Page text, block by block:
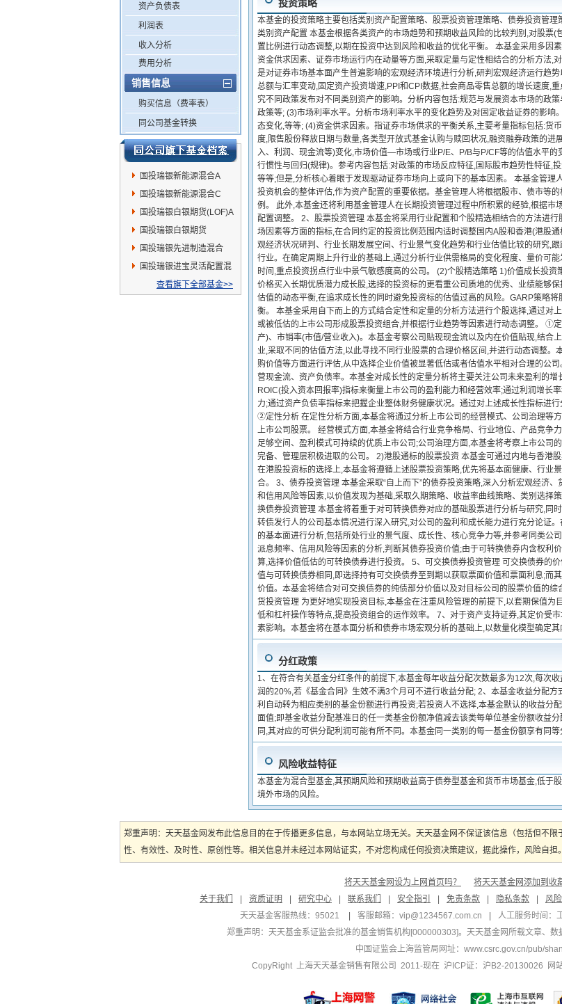
资产负债表
利润表
收入分析
费用分析
销售信息
购买信息（费率表）
同公司基金转换
国投瑞银新能源混合A
国投瑞银新能源混合C
国投瑞银白银期货(LOF)A
国投瑞银白银期货
(LOF)C
国投瑞银先进制造混合
国投瑞银进宝灵活配置混
查看旗下全部基金>>
投资策略
本基金的投资策略主要包括类别资产配置策略、股票投资管理策略、债券投资管
类别资产配置 本基金根据各类资产的市场趋势和预期收益风险的比较判别,对股票
置比例进行动态调整,以期在投资中达到风险和收益的优化平衡。 本基金采用多因
资金供求因素、证券市场运行内在动量等方面,采取定量与定性相结合的分析方法,
是对证券市场基本面产生普遍影响的宏观经济环境进行分析,研判宏观经济运行趋
总额与汇率变动,固定资产投资增速,PPI和CPI数据,社会商品零售总额的增长速度,
究不同政策发布对不同类别资产的影响。分析内容包括:规范与发展资本市场的政
政策等; (3)市场利率水平。分析市场利率水平的变化趋势及对固定收益证券的影
态变化,等等; (4)资金供求因素。指证券市场供求的平衡关系,主要考量指标包括:货
度,限售股份释放日期与数量,各类型开放式基金认购与赎回状况,融资融券政策的
入、利润、现金流等)变化,市场价值—市场或行业P/E、P/B与P/CF等的估值水平
行惯性与回归(规律)。参考内容包括:对政策的市场反应特征,国际股市趋势性特征,
等等;但是,分析核心着眼于发现驱动证券市场向上或向下的基本因素。 本基金管
投资机会的整体评估,作为资产配置的重要依据。基金管理人将根据股市、债市等
例。 此外,本基金还将利用基金管理人在长期投资管理过程中所积累的经验,根据
配置调整。 2、股票投资管理 本基金将采用行业配置和个股精选相结合的方法进
场因素等方面的指标,在合同约定的投资比例范围内适时调整国内A股和香港(港股
观经济状况研判、行业长期发展空间、行业景气变化趋势和行业估值比较的研究,
行业。在确定周期上升行业的基础上,通过分析行业供需格局的变化程度、量价可
时间,重点投资拐点行业中景气敏感度高的公司。 (2)个股精选策略 1)价值成长投
价格买入长期优质潜力成长股,选择的投资标的更看重公司质地的优秀、业绩能够
估值的动态平衡,在追求成长性的同时避免投资标的估值过高的风险。GARP策略
衡。 本基金采用自下而上的方式结合定性和定量的分析方法进行个股选择,通过对
或被低估的上市公司形成股票投资组合,并根据行业趋势等因素进行动态调整。 ①
产)、市销率(市值/营业收入)。本基金考察公司贴现现金流以及内在价值贴现,结合
业,采取不同的估值方法,以此寻找不同行业股票的合理价格区间,并进行动态调整
购价值等方面进行评估,从中选择企业价值被显著低估或者估值水平相对合理的公
营现金流、资产负债率。本基金对成长性的定量分析将主要关注公司未来盈利的
ROIC(投入资本回报率)指标来衡量上市公司的盈利能力和经营效率;通过利润增长
力;通过资产负债率指标来把握企业整体财务健康状况。通过对上述成长性指标进
②定性分析 在定性分析方面,本基金将通过分析上市公司的经营模式、公司治理等
上市公司股票。 经营模式方面,本基金将结合行业竞争格局、行业地位、产品竞争
足够空间、盈利模式可持续的优质上市公司;公司治理方面,本基金将考察上市公司
完备、管理层积极进取的公司。 2)港股通标的股票投资 本基金可通过内地与香港
在港股投资标的选择上,本基金将遵循上述股票投资策略,优先将基本面健康、行业
合。 3、债券投资管理 本基金采取“自上而下”的债券投资策略,深入分析宏观经济
和信用风险等因素,以价值发现为基础,采取久期策略、收益率曲线策略、类别选择
换债券投资管理 本基金将着重于对可转换债券对应的基础股票进行分析与研究,同
转债发行人的公司基本情况进行深入研究,对公司的盈利和成长能力进行充分论证
的基本面进行分析,包括所处行业的景气度、成长性、核心竞争力等,并参考同类公
派息频率、信用风险等因素的分析,判断其债券投资价值;由于可转换债券内含权利
算,选择价值低估的可转换债券进行投资。 5、可交换债券投资管理 可交换债券的
值与可转换债券相同,即选择持有可交换债券至到期以获取票面价值和票面利息;而
价值。本基金将结合对可交换债券的纯债部分价值以及对目标公司的股票价值的
货投资管理 为更好地实现投资目标,本基金在注重风险管理的前提下,以套期保值
低和杠杆操作等特点,提高投资组合的运作效率。 7、对于资产支持证券,其定价受
素影响。本基金将在基本面分析和债券市场宏观分析的基础上,以数量化模型确定其
分红政策
1、在符合有关基金分红条件的前提下,本基金每年收益分配次数最多为12次,每次
润的20%,若《基金合同》生效不满3个月可不进行收益分配; 2、本基金收益分配
利自动转为相应类别的基金份额进行再投资;若投资人不选择,本基金默认的收益分
面值;即基金收益分配基准日的任一类基金份额净值减去该类每单位基金份额收益
同,其对应的可供分配利润可能有所不同。本基金同一类别的每一基金份额享有同
风险收益特征
本基金为混合型基金,其预期风险和预期收益高于债券型基金和货币市场基金,低于
境外市场的风险。
郑重声明：天天基金网发布此信息目的在于传播更多信息，与本网站立场无关。天天基金网不保证该信息（包括但不
性、有效性、及时性、原创性等。相关信息并未经过本网站证实，不对您构成任何投资决策建议，据此操作，风险自担
将天天基金网设为上网首页吗？
将天天基金网添加到收
关于我们
资质证明 研究中心 联系我们 安全指引 免责条款 隐私条款 风
天天基金客服热线：95021
客服邮箱： vip@1234567.com.cn
人工服务时间：
郑重声明： 天天基金系证监会批准的基金销售机构[000000303]。天天基金网所载文章、数
中国证监会上海监管局网址： www.csrc.gov.cn/pub/
CopyRight 上海天天基金销售有限公司 2011-现在 沪ICP证：沪B2-20130026
网